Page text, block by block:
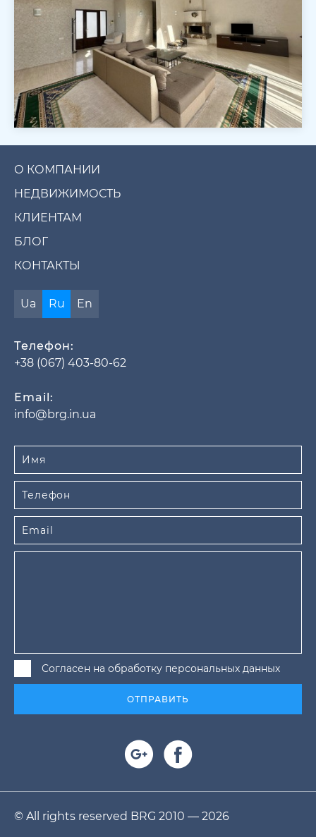
О КОМПАНИИ
НЕДВИЖИМОСТЬ
КЛИЕНТАМ
БЛОГ
КОНТАКТЫ
Ua Ru En
Телефон:
+38 (067) 403-80-62
Email:
info@brg.in.ua
Согласен на обработку персональных данных
ОТПРАВИТЬ
© All rights reserved BRG 2010 — 2026